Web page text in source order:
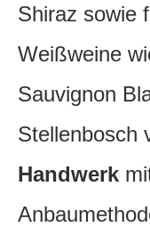
Shiraz sowie
Weißweine
Sauvignon
Stellenbosch
Handwerk